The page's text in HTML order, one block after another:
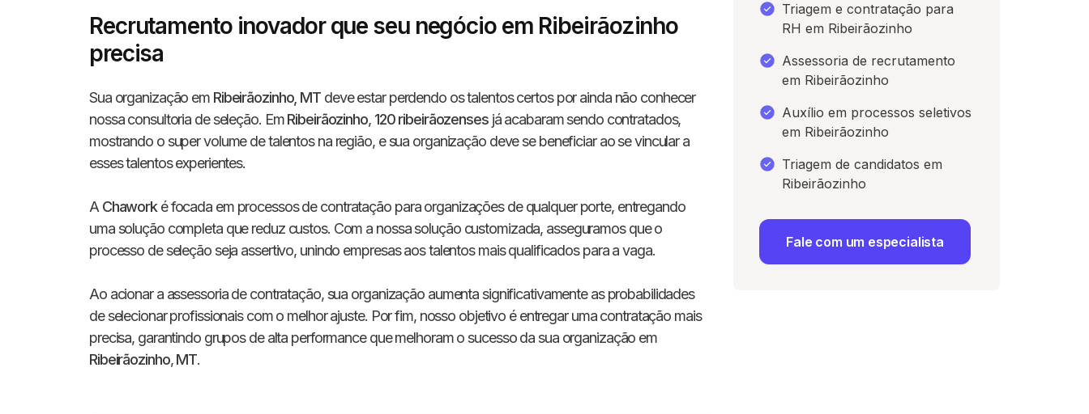
Recrutamento inovador que seu negócio em Ribeirãozinho
precisa
Sua organização em Ribeirãozinho, MT deve estar perdendo os talentos certos por ainda não conhecer
nossa consultoria de seleção. EmRibeirãozinho, 120 ribeirãozensesjá acabaram sendo contratados,
mostrando o super volume de talentos na região, e sua organização deve se beneficiar ao se vincular a
esses talentos experientes.
A Chawork é focada em processos de contratação para organizações de qualquer porte, entregando
uma solução completa que reduz custos. Com a nossa solução customizada, asseguramos que o
processo de seleção seja assertivo, unindo empresas aos talentos mais qualificados para a vaga.
Ao acionar a assessoria de contratação, sua organização aumenta significativamente as probabilidades
de selecionar profissionais com o melhor ajuste. Por fim, nosso objetivo é entregar uma contratação mais
precisa, garantindo grupos de alta performance que melhoram o sucesso da sua organização em
Ribeirãozinho,MT.
Triagem e contratação para
RH em Ribeirãozinho
Assessoria de recrutamento
em Ribeirãozinho
Auxílio em processos seletivos
em Ribeirãozinho
Triagem de candidatos em
Ribeirãozinho
Fale com um especialista
Informe seus dados para conversar
conosco!
E-mail
+55 Digite seu telefone